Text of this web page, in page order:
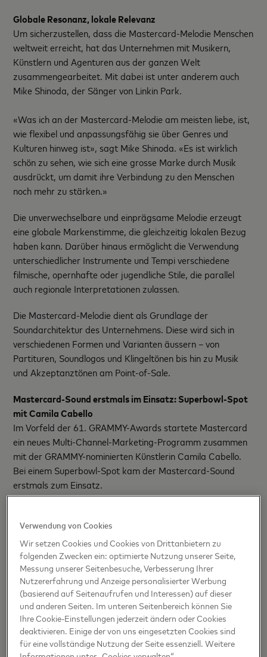
Globale Resonanz, lokale Relevanz
Um sicherzustellen, dass die Mastercard-Melodie Menschen
weltweit erreicht, hat das Unternehmen mit Musikern,
Künstlern und Agenturen aus der ganzen Welt
zusammengearbeitet. Mit dabei ist unter anderem auch
Mike Shinoda, der Sänger von Linkin Park.
«Was ich an der Mastercard-Melodie am meisten liebe, ist,
wie flexibel und anpassungsfähig sie über Genres und
Kulturen hinweg ist», sagt Mike Shinoda. «Es ist wirklich
schön zu sehen, wie sich eine grosse Marke durch Musik
ausdrückt, um damit ihre Verbindung zu den Menschen
noch mehr zu stärken.»
Die unverwechselbare und einprägsame Melodie erzeugt
eine globale Markenstimme, die gleichzeitig lokalen Bezug
haben kann. Darüber hinaus ermöglicht die Verwendung
unterschiedlicher Instrumente und Tempi verschiedene
filmische, opernhafte oder jugendliche Stile, die parallel
auch regionale Interpretationen zulassen.
Die Mastercard-Melodie dient als Grundlage der
Soundarchitektur des Unternehmens. Diese wird sich in
verschiedenen Formen und Varianten äussern – von
Partituren, Soundlogos und Klingeltönen bis hin zu Musik
und Akzeptanztönen am Point-of-Sale.
Mastercard-Sound erstmals im Einsatz: Superbowl-Spot
mit Camila Cabello
Im Vorfeld der 61. GRAMMY-Awards startete Mastercard
ein neues Multi-Channel-Marketing-Programm zusammen
mit der GRAMMY-nominierten Künstlerin Camila Cabello.
Bei einem Superbowl-Spot kam der Mastercard-Sound
erstmals zum Einsatz.
die das neue Sound-Logo der Marke beinhaltet. «Ich bin so
begeistert, mit Mastercard zusammenzuarbeiten und den
Fans dadurch neue Möglichkeiten zu bieten», sagt Camila
Cabello.
Mastercard-Sound erstmals im Einsatz: Superbowl-Spot
mit Camila Cabello
Im Vorfeld der 61. GRAMMY-Awards startete Mastercard
ein neues Multi-Channel-Marketing-Programm zusammen
mit der GRAMMY-nominierten Künstlerin Camila Cabello.
Verwendung von Cookies
Wir setzen Cookies und Cookies von Drittanbietern zu
folgenden Zwecken ein: optimierte Nutzung unserer Seite,
Messung unserer Seitenbesuche, Verbesserung Ihrer
Nutzererfahrung und Anzeige personalisierter Werbung
(basierend auf Seitenaufrufen und Interessen) auf dieser
und anderen Seiten. Im unteren Seitenbereich können Sie
Ihre Cookie-Einstellungen jederzeit ändern oder Cookies
deaktivieren. Einige der von uns eingesetzten Cookies sind
für eine vollständige Nutzung der Seite essenziell. Weitere